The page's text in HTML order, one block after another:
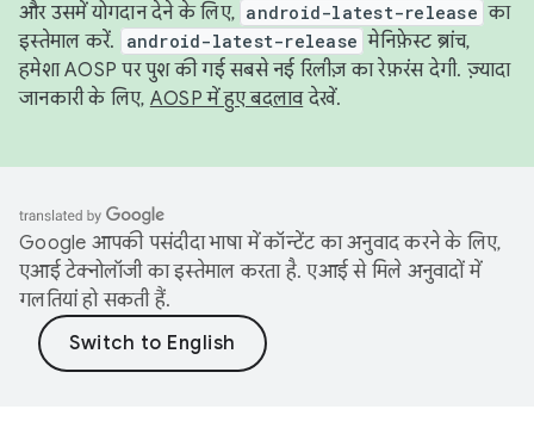
और उसमें योगदान देने के लिए, android-latest-release का
इस्तेमाल करें.
android-latest-release मेनिफ़ेस्ट ब्रांच,
हमेशा AOSP पर पुश की गई सबसे नई रिलीज़ का रेफ़रंस देगी. ज़्यादा
जानकारी के लिए, AOSP में हुए बदलावदेखें.
Google आपकी पसंदीदा भाषा में कॉन्टेंट का अनुवाद करने के लिए,
एआई टेक्नोलॉजी का इस्तेमाल करता है. एआई से मिले अनुवादों में
गलतियां हो सकती हैं.